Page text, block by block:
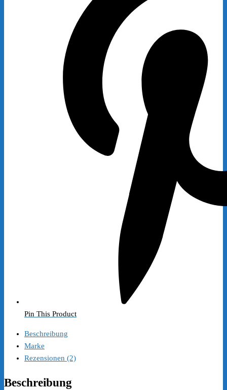
Pin This Product
Beschreibung
Marke
Rezensionen (2)
Beschreibung